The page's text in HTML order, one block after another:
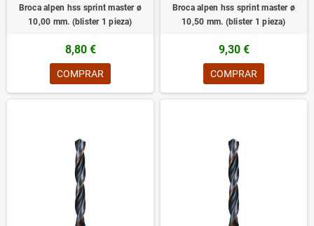
Broca alpen hss sprint master ø
10,00 mm. (blister 1 pieza)
8,80 €
COMPRAR
Broca alpen hss sprint master ø
10,50 mm. (blister 1 pieza)
9,30 €
COMPRAR